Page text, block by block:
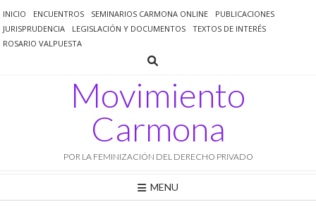
al
contenido
INICIO ENCUENTROS SEMINARIOS CARMONA ONLINE
PUBLICACIONES
JURISPRUDENCIA
LEGISLACIÓN Y DOCUMENTOS
TEXTOS DE INTERÉS
ROSARIO VALPUESTA
Movimiento
Carmona
POR LA FEMINIZACIÓN DEL DERECHO PRIVADO
MENU